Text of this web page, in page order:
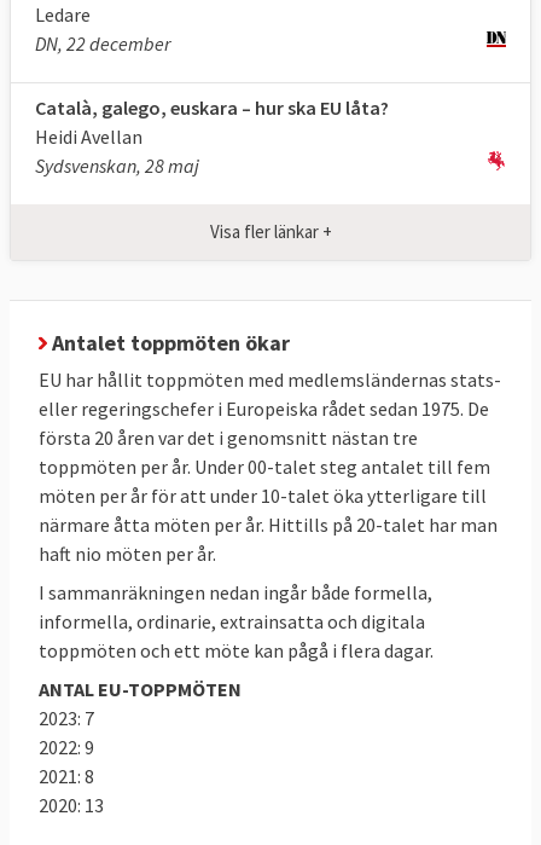
Det är iställetEU-kommissionen
detalj föreslår respektive antar de beslut
Efter varje toppmöteoffentliggör
Europeiska rådet sina så kallade slutsatser.
Inte blandas ihop
Europeiska rådet ska inte blandas ihop
medEuropeiska unionens rådsom också
kallas ministerrådet vilket består av
ministrar från varje medlemslands regering
och är en av lagstiftarna i EU. Det ska inte
heller förväxlas medEuroparådetsom är en
internationell mellanstatlig organisation
med främsta uppgift att försvara de
mänskliga rättigheterna i Europa.
Ledare
DN, 22 december
Català, galego, euskara – hur ska EU låta?
Heidi Avellan
Sydsvenskan, 28 maj
Visa fler länkar +
Antalet toppmöten ökar
EU har hållit toppmöten med medlemsländernas stats-
eller regeringschefer i Europeiska rådet sedan 1975. De
första 20 åren var det i genomsnitt nästan tre
toppmöten per år. Under 00-talet steg antalet till fem
möten per år för att under 10-talet öka ytterligare till
närmare åtta möten per år. Hittills på 20-talet har man
haft nio möten per år.
I sammanräkningen nedan ingår både formella,
informella, ordinarie, extrainsatta och digitala
toppmöten och ett möte kan pågå i flera dagar.
ANTAL EU-TOPPMÖTEN
2023: 7
2022: 9
2021: 8
2020: 13